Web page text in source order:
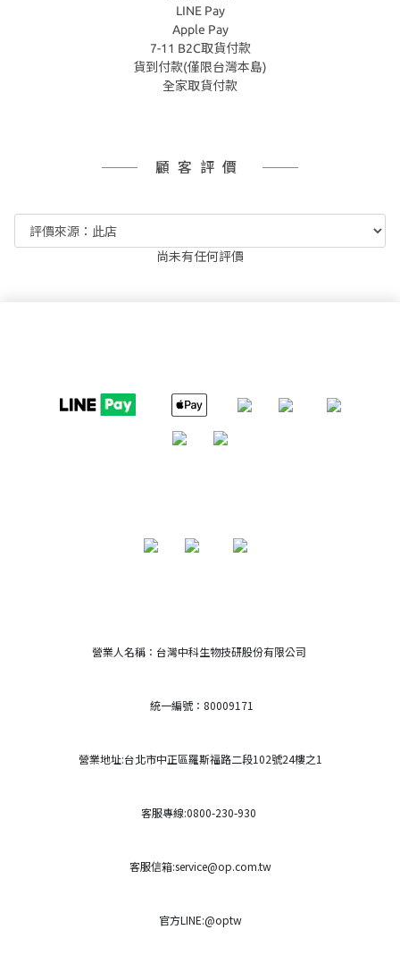
LINE Pay
Apple Pay
7-11 B2C取貨付款
貨到付款(僅限台灣本島)
全家取貨付款
顧客評價
尚未有任何評價
營業人名稱：台灣中科生物技研股份有限公司
統一編號：80009171
營業地址:台北市中正區羅斯福路二段102號24樓之1
客服專線:0800-230-930
客服信箱:service@op.com.tw
官方LINE:@optw